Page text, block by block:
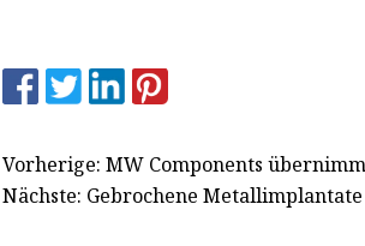
Vorherige: MW Components
Nächste: Gebrochene